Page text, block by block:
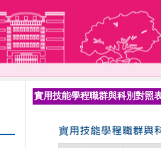
實用技能學程職群與科別對照